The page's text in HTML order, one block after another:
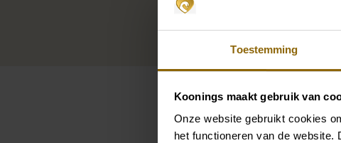
Toestemming
Koonings maakt gebruik van
Onze website gebruikt cookies
het functioneren van de